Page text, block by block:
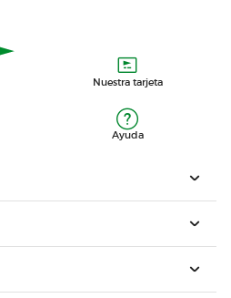
Nuestra tarjeta
Ayuda